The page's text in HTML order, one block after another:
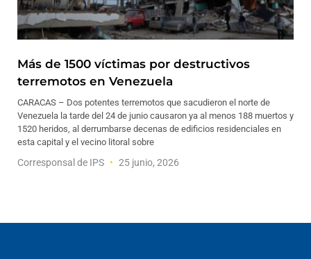
Más de 1500 víctimas por destructivos
terremotos en Venezuela
CARACAS – Dos potentes terremotos que sacudieron el norte de
Venezuela la tarde del 24 de junio causaron ya al menos 188 muertos y
1520 heridos, al derrumbarse decenas de edificios residenciales en
esta capital y el vecino litoral sobre
Corresponsal de IPS 25 junio, 2026